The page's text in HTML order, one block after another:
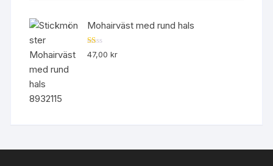
Mohairväst med rund hals
B
et
47,00kr